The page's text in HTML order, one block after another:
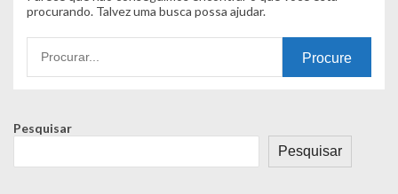
procurando. Talvez uma busca possa ajudar.
por:
Pesquisar
Pesquisar